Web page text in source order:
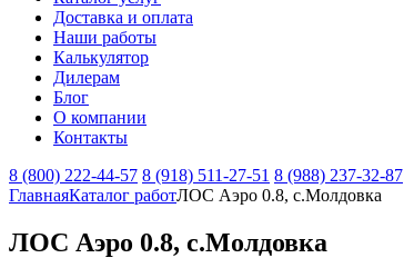
Доставка и оплата
Наши работы
Калькулятор
Дилерам
Блог
О компании
Контакты
8 (800) 222-44-57 8 (918) 511-27-51 8 (988) 237-32-87
ГлавнаяКаталог работЛОС Аэро 0.8, с.Молдовка
ЛОС Аэро 0.8, с.Молдовка